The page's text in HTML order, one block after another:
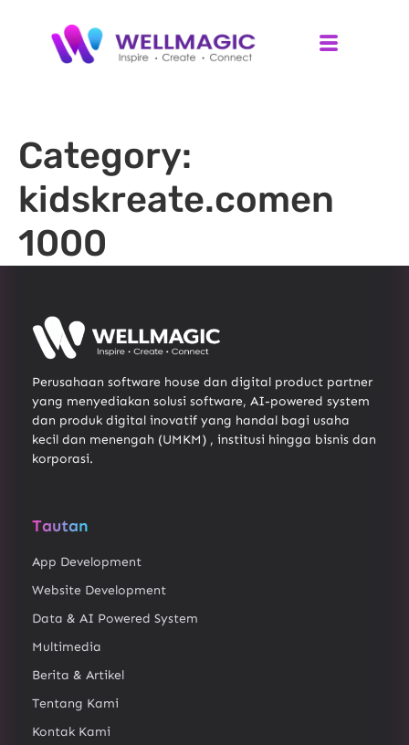
Category:
kidskreate.comen
1000
Perusahaan software house dan digital product partner
yang menyediakan solusi software, AI-powered system
dan produk digital inovatif yang handal bagi usaha
kecil dan menengah (UMKM) , institusi hingga bisnis dan
korporasi.
Tautan
App Development
Website Development
Data & AI Powered System
Multimedia
Berita & Artikel
Tentang Kami
Kontak Kami